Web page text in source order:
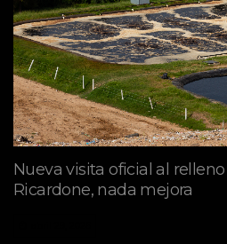
Nueva visita oficial al
Ricardone, nada mejora